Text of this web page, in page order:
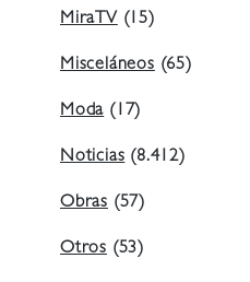
MiraTV(15)
Misceláneos(65)
Moda(17)
Noticias(8.412)
Obras (57)
Otros (53)